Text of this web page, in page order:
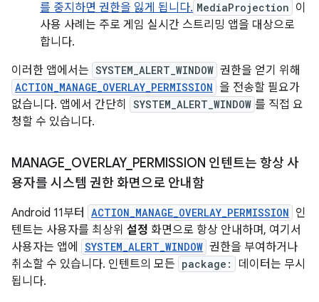
를 중지하면 권한을 잃게 됩니다. MediaProjection 이
사용 사례는 주로 게임 실시간 스트리밍 앱을 대상으로
합니다.
이러한 앱에서는 SYSTEM_ALERT_WINDOW 권한을 얻기 위해
ACTION_MANAGE_OVERLAY_PERMISSION 을 전송할 필요가
없습니다. 앱에서 간단히
SYSTEM_ALERT_WINDOW 를 직접 요
청할 수 있습니다.
MANAGE OVERLAY_ PERMISSION 인텐트는 항상 사
용자를 시스템 권한 화면으로 안내함
Android 11부터 ACTION_MANAGE_OVERLAY_PERMISSION 인
텐트는 사용자를 최상위 설정 화면으로 항상 안내하며, 여기서
사용자는 앱에
SYSTEM_ALERT_WINDOW 권한을 부여하거나
취소할 수 있습니다. 인텐트의 모든 package:
데이터는 무시
됩니다.